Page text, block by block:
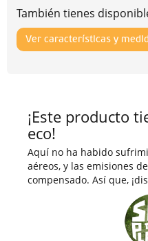
También tienes
Ver características y
¡Este producto
eco!
Aquí no ha habido
aéreos, y las emisiones
compensado. Así que,